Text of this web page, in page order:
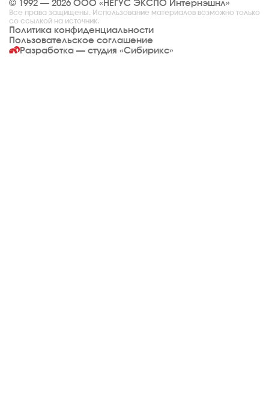
© 1992 — 2026 ООО «НЕГУС ЭКСПО Интернэшнл»
Все права защищены. Использование материалов возможно только
со ссылкой на источник.
Политика конфиденциальности
Пользовательское соглашение
Разработка — студия «Сибирикс»